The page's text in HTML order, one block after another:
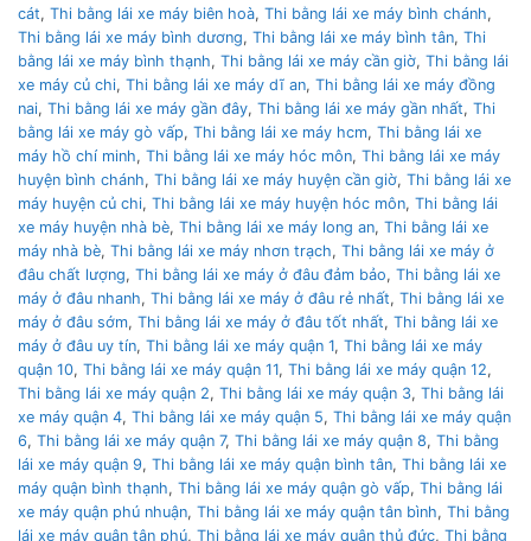
cát, Thi bằng lái xe máy biên hoà, Thi bằng lái xe máy bình chánh,
Thi bằng lái xe máy bình dương, Thi bằng lái xe máy bình tân, Thi
bằng lái xe máy bình thạnh, Thi bằng lái xe máy cần giờ, Thi bằng lái
xe máy củ chi, Thi bằng lái xe máy dĩ an, Thi bằng lái xe máy đồng
nai, Thi bằng lái xe máy gần đây, Thi bằng lái xe máy gần nhất, Thi
bằng lái xe máy gò vấp, Thi bằng lái xe máy hcm, Thi bằng lái xe
máy hồ chí minh, Thi bằng lái xe máy hóc môn, Thi bằng lái xe máy
huyện bình chánh, Thi bằng lái xe máy huyện cần giờ, Thi bằng lái xe
máy huyện củ chi, Thi bằng lái xe máy huyện hóc môn, Thi bằng lái
xe máy huyện nhà bè, Thi bằng lái xe máy long an, Thi bằng lái xe
máy nhà bè, Thi bằng lái xe máy nhơn trạch, Thi bằng lái xe máy ở
đâu chất lượng, Thi bằng lái xe máy ở đâu đảm bảo, Thi bằng lái xe
máy ở đâu nhanh, Thi bằng lái xe máy ở đâu rẻ nhất, Thi bằng lái xe
máy ở đâu sớm, Thi bằng lái xe máy ở đâu tốt nhất, Thi bằng lái xe
máy ở đâu uy tín, Thi bằng lái xe máy quận 1, Thi bằng lái xe máy
quận 10, Thi bằng lái xe máy quận 11, Thi bằng lái xe máy quận 12,
Thi bằng lái xe máy quận 2, Thi bằng lái xe máy quận 3, Thi bằng lái
xe máy quận 4, Thi bằng lái xe máy quận 5, Thi bằng lái xe máy quận
6, Thi bằng lái xe máy quận 7, Thi bằng lái xe máy quận 8, Thi bằng
lái xe máy quận 9, Thi bằng lái xe máy quận bình tân, Thi bằng lái xe
máy quận bình thạnh, Thi bằng lái xe máy quận gò vấp, Thi bằng lái
xe máy quận phú nhuận, Thi bằng lái xe máy quận tân bình, Thi bằng
lái xe máy quận tân phú, Thi bằng lái xe máy quận thủ đức, Thi bằng